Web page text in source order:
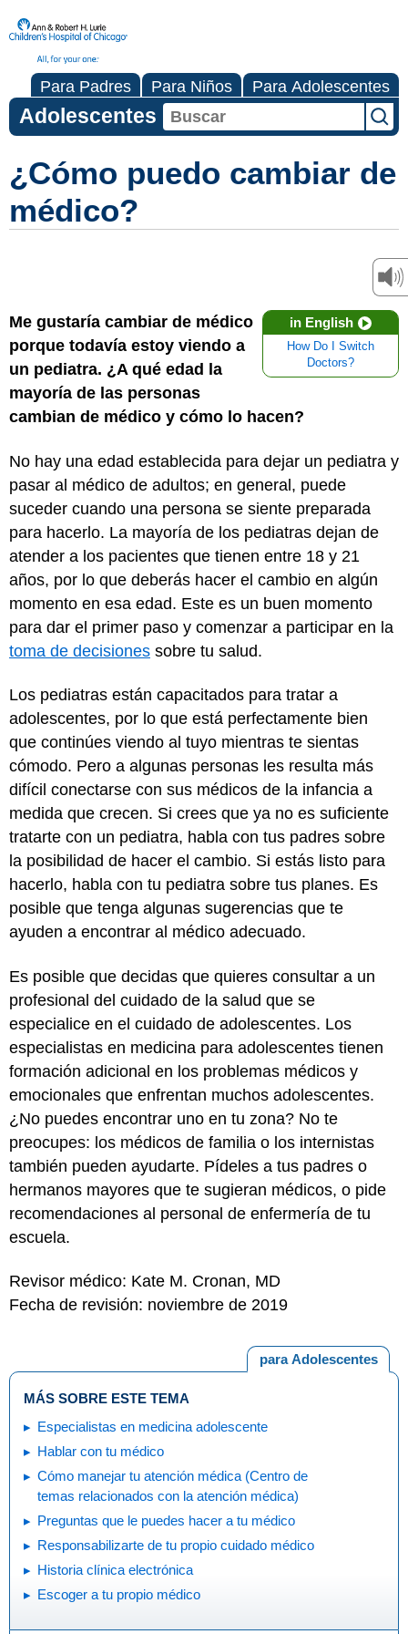
Para Padres Para Niños Para Adolescentes
Adolescentes
¿Cómo puedo cambiar de
médico?
in English
How Do I Switch
Doctors?
Me gustaría cambiar de médico
porque todavía estoy viendo a
un pediatra. ¿A qué edad la
mayoría de las personas
cambian de médico y cómo lo hacen?
No hay una edad establecida para dejar un pediatra y
pasar al médico de adultos; en general, puede
suceder cuando una persona se siente preparada
para hacerlo. La mayoría de los pediatras dejan de
atender a los pacientes que tienen entre 18 y 21
años, por lo que deberás hacer el cambio en algún
momento en esa edad. Este es un buen momento
para dar el primer paso y comenzar a participar en la
toma de decisiones sobre tu salud.
Los pediatras están capacitados para tratar a
adolescentes, por lo que está perfectamente bien
que continúes viendo al tuyo mientras te sientas
cómodo. Pero a algunas personas les resulta más
difícil conectarse con sus médicos de la infancia a
medida que crecen. Si crees que ya no es suficiente
tratarte con un pediatra, habla con tus padres sobre
la posibilidad de hacer el cambio. Si estás listo para
hacerlo, habla con tu pediatra sobre tus planes. Es
posible que tenga algunas sugerencias que te
ayuden a encontrar al médico adecuado.
Es posible que decidas que quieres consultar a un
profesional del cuidado de la salud que se
especialice en el cuidado de adolescentes. Los
especialistas en medicina para adolescentes tienen
formación adicional en los problemas médicos y
emocionales que enfrentan muchos adolescentes.
¿No puedes encontrar uno en tu zona? No te
preocupes: los médicos de familia o los internistas
también pueden ayudarte. Pídeles a tus padres o
hermanos mayores que te sugieran médicos, o pide
recomendaciones al personal de enfermería de tu
escuela.
Revisor médico: Kate M. Cronan, MD
Fecha de revisión: noviembre de 2019
para Adolescentes
MÁS SOBRE ESTE TEMA
Especialistas en medicina adolescente
Hablar con tu médico
Cómo manejar tu atención médica (Centro de
temas relacionados con la atención médica)
Preguntas que le puedes hacer a tu médico
Responsabilizarte de tu propio cuidado médico
Historia clínica electrónica
Escoger a tu propio médico